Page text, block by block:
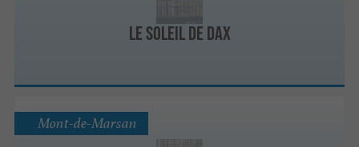
Le Soleil de Dax
Mont-de-Marsan